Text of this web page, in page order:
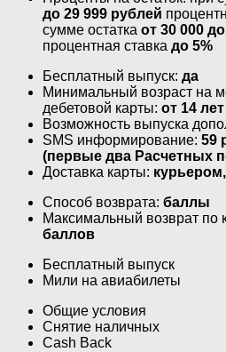
до 29 999 рублей
сумме остатка от 30 000
процентная ставка до 5%
Бесплатный выпуск: да
Минимальный возраст на
дебетовой карты: от 14 лет
Возможность выпуска
SMS информирование: 59
(первые два Расчетных
Доставка карты:
Способ возврата: баллы
Максимальный возврат по
баллов
Бесплатный выпуск
Мили на авиабилеты
Общие условия
Снятие наличных
Cash Back